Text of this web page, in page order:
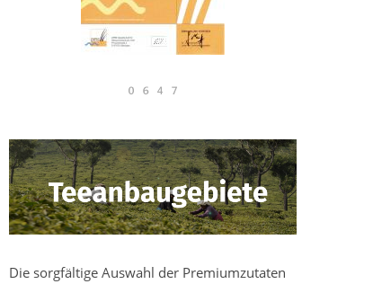
Die sorgfältige Auswahl der Premiumzutaten